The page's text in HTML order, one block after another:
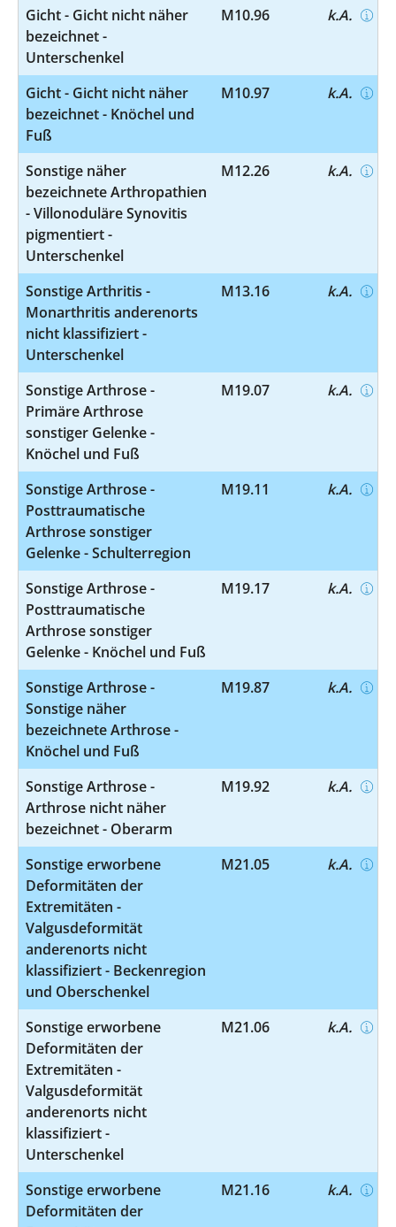
Gicht - Gicht nicht näher
bezeichnet -
Unterschenkel
M10.96 k.A.
Gicht - Gicht nicht näher
bezeichnet - Knöchel und
Fuß
M10.97 k.A.
Sonstige näher
bezeichnete Arthropathien
- Villonoduläre Synovitis
pigmentiert -
Unterschenkel
M12.26 k.A.
Sonstige Arthritis -
Monarthritis anderenorts
nicht klassifiziert -
Unterschenkel
M13.16 k.A.
Sonstige Arthrose -
Primäre Arthrose
sonstiger Gelenke -
Knöchel und Fuß
M19.07 k.A.
Sonstige Arthrose -
Posttraumatische
Arthrose sonstiger
Gelenke - Schulterregion
M19.11 k.A.
Sonstige Arthrose -
Posttraumatische
Arthrose sonstiger
Gelenke - Knöchel und Fuß
M19.17 k.A.
Sonstige Arthrose -
Sonstige näher
bezeichnete Arthrose -
Knöchel und Fuß
M19.87 k.A.
Sonstige Arthrose -
Arthrose nicht näher
bezeichnet - Oberarm
M19.92 k.A.
Sonstige erworbene
Deformitäten der
Extremitäten -
Valgusdeformität
anderenorts nicht
klassifiziert - Beckenregion
und Oberschenkel
M21.05 k.A.
Sonstige erworbene
Deformitäten der
Extremitäten -
Valgusdeformität
anderenorts nicht
klassifiziert -
Unterschenkel
M21.06 k.A.
Sonstige erworbene
Deformitäten der
M21.16 k.A.